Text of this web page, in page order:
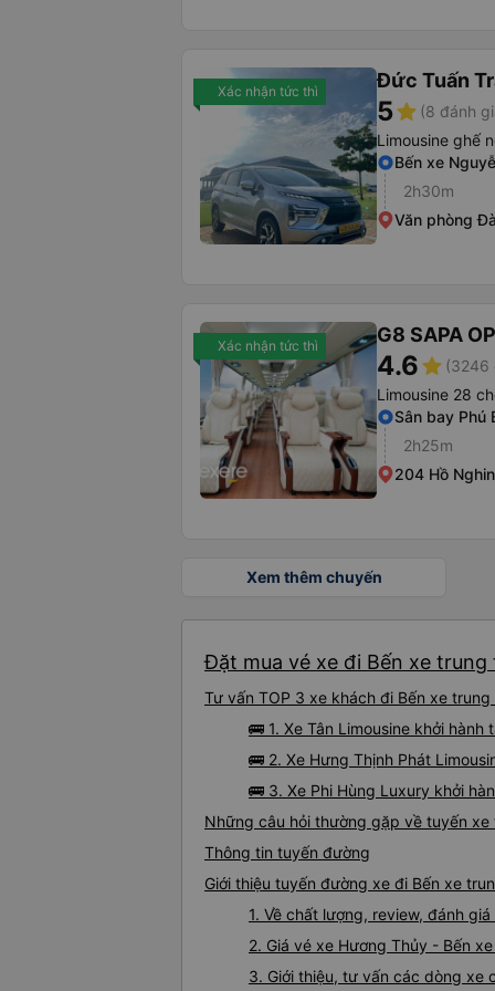
Xác nhận tức thì Đức Tuấn
5star (8 đánh
Limousine ghế
Bến xe
2h30m
Văn phòng
Xác nhận tức thì G8 SAPA
4.6star (3246
Limousine 28
Sân bay Phú
2h25m
204 Hồ
Xem thêm chuyến
Đặt mua vé xe đi Bến xe
Tư vấn TOP 3 xe khách đi Bến xe
🚌 1. Xe Tân Limousine khởi hành
🚌 2. Xe Hưng Thịnh Phát
🚌 3. Xe Phi Hùng Luxury khởi
Những câu hỏi thường gặp về tuyến
Thông tin tuyến đường
Giới thiệu tuyến đường xe đi Bến xe
1. Về chất lượng, review, đánh
2. Giá vé xe Hương Thủy - Bến
3. Giới thiệu, tư vấn các dòng xe